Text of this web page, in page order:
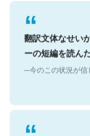
翻訳文体なせい
ーの短編を読ん
─今のこの状況が